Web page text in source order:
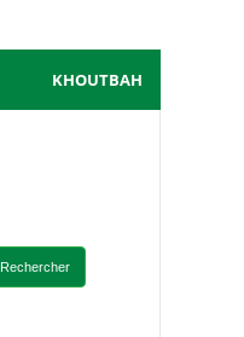
KHOUTBAH
Rechercher